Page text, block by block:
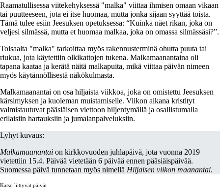
Raamatullisessa viitekehyksessä "malka" viittaa ihmisen omaan vikaan
tai puutteeseen, jota ei itse huomaa, mutta jonka sijaan syyttää toista.
Tämä tulee esiin Jeesuksen opetuksessa: “Kuinka näet rikan, joka on
veljesi silmässä, mutta et huomaa malkaa, joka on omassa silmässäsi?”.
Toisaalta "malka" tarkoittaa myös rakennusterminä ohutta puuta tai
riukua, jota käytettiin olkikattojen tukena. Malkamaanantaina oli
tapana kaataa ja kerätä näitä malkapuita, mikä viittaa päivän nimeen
myös käytännöllisestä näkökulmasta.
Malkamaanantai on osa hiljaista viikkoa, joka on omistettu Jeesuksen
kärsimyksen ja kuoleman muistamiselle. Viikon aikana kristityt
valmistautuvat pääsiäisen viettoon hiljentymällä ja osallistumalla
erilaisiin hartauksiin ja jumalanpalveluksiin.
Lyhyt kuvaus:
Malkamaanantai on kirkkovuoden juhlapäivä, jota vuonna 2019
vietettiin 15.4. Päivää vietetään 6 päivää ennen pääsiäispäivää.
Suomessa päivä tunnetaan myös nimellä Hiljaisen viikon maanantai.
Katso liittyvät päivät